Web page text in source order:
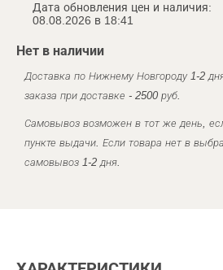
Дата обновления цен и наличия:
08.08.2026 в 18:41
Нет в наличии
Доставка по Нижнему Новгороду 1-2
заказа при доставке - 2500 руб.
Самовывоз возможен в тот же день,
пункте выдачи. Если товара нет в
самовывоз 1-2 дня.